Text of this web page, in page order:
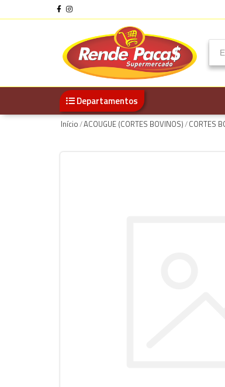
Departamentos
Início/ACOUGUE (CORTES BOVINOS)/CORTES